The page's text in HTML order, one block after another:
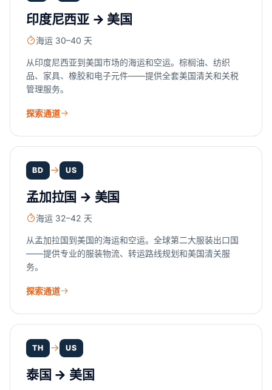
印度尼西亚 → 美国
海运 30–40 天
从印度尼西亚到美国市场的海运和空运。棕榈油、纺织
品、家具、橡胶和电子元件——提供全套美国清关和关税
管理服务。
探索通道
BD US
孟加拉国 → 美国
海运 32–42 天
从孟加拉国到美国的海运和空运。全球第二大服装出口国
——提供专业的服装物流、转运路线规划和美国清关服
务。
探索通道
TH US
泰国 → 美国